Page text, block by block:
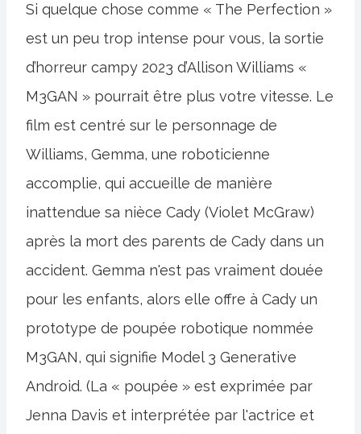
Si quelque chose comme « The Perfection »
est un peu trop intense pour vous, la sortie
d’horreur campy 2023 d’Allison Williams «
M3GAN » pourrait être plus votre vitesse. Le
film est centré sur le personnage de
Williams, Gemma, une roboticienne
accomplie, qui accueille de manière
inattendue sa nièce Cady (Violet McGraw)
après la mort des parents de Cady dans un
accident. Gemma n'est pas vraiment douée
pour les enfants, alors elle offre à Cady un
prototype de poupée robotique nommée
M3GAN, qui signifie Model 3 Generative
Android. (La « poupée » est exprimée par
Jenna Davis et interprétée par l'actrice et